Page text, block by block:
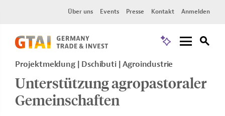
Über uns Events Presse Kontakt Anmelden
Projektmeldung Dschibuti Agroindustrie
Unterstützung agropastoraler
Gemeinschaften